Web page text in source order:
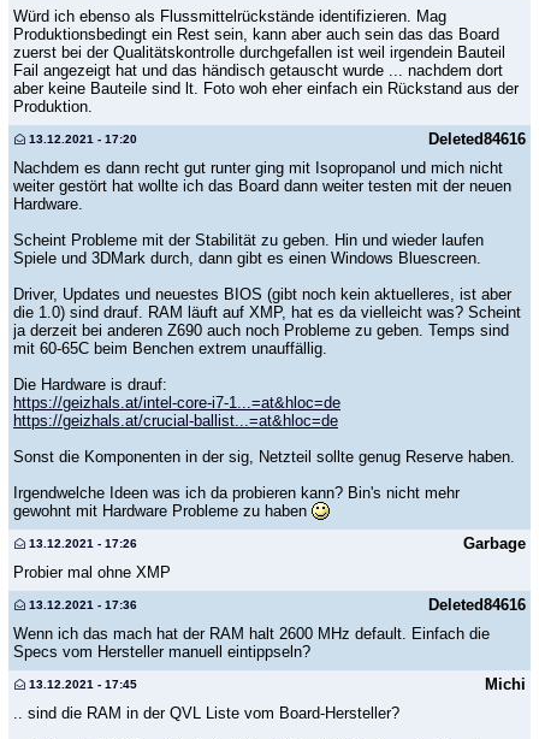
Würd ich ebenso als Flussmittelrückstände identifizieren. Mag
Produktionsbedingt ein Rest sein, kann aber auch sein das das Board
zuerst bei der Qualitätskontrolle durchgefallen ist weil irgendein Bauteil
Fail angezeigt hat und das händisch getauscht wurde ... nachdem dort
aber keine Bauteile sind lt. Foto woh eher einfach ein Rückstand aus der
Produktion.
Deleted84616
13.12.2021 - 17:20
Nachdem es dann recht gut runter ging mit Isopropanol und mich nicht
weiter gestört hat wollte ich das Board dann weiter testen mit der neuen
Hardware.
Scheint Probleme mit der Stabilität zu geben. Hin und wieder laufen
Spiele und 3DMark durch, dann gibt es einen Windows Bluescreen.
Driver, Updates und neuestes BIOS (gibt noch kein aktuelleres, ist aber
die 1.0) sind drauf. RAM läuft auf XMP, hat es da vielleicht was? Scheint
ja derzeit bei anderen Z690 auch noch Probleme zu geben. Temps sind
mit 60-65C beim Benchen extrem unauffällig.
Die Hardware is drauf:
https://geizhals.at/intel-core-i7-1...=at&hloc=de
https://geizhals.at/crucial-ballist...=at&hloc=de
Sonst die Komponenten in der sig, Netzteil sollte genug Reserve haben.
Irgendwelche Ideen was ich da probieren kann? Bin's nicht mehr
gewohnt mit Hardware Probleme zu haben
Garbage
13.12.2021 - 17:26
Probier mal ohne XMP
Deleted84616
13.12.2021 - 17:36
Wenn ich das mach hat der RAM halt 2600 MHz default. Einfach die
Specs vom Hersteller manuell eintippseln?
Michi
13.12.2021 - 17:45
.. sind die RAM in der QVL Liste vom Board-Hersteller?